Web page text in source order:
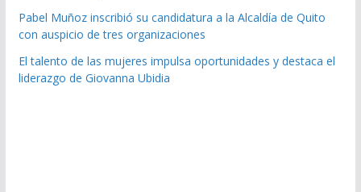
Pabel Muñoz inscribió su candidatura a la Alcaldía de Quito
con auspicio de tres organizaciones
El talento de las mujeres impulsa oportunidades y destaca el
liderazgo de Giovanna Ubidia